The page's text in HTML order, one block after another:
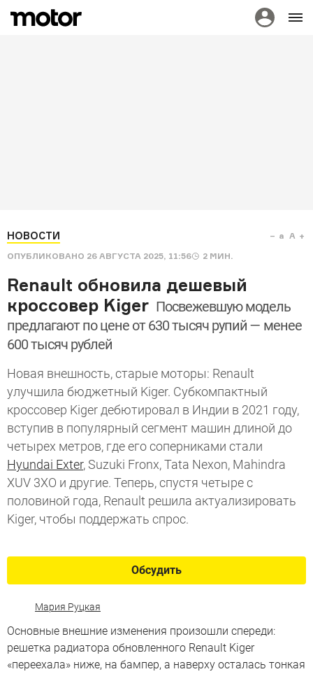
НОВОСТИ
ОПУБЛИКОВАНО 26 АВГУСТА 2025, 11:56 2 МИН.
a A
Renault обновила дешевый
кроссовер Kiger Посвежевшую модель
предлагают по цене от 630 тысяч рупий — менее
600 тысяч рублей
Новая внешность, старые моторы: Renault
улучшила бюджетный Kiger. Субкомпактный
кроссовер Kiger дебютировал в Индии в 2021 году,
вступив в популярный сегмент машин длиной до
четырех метров, где его соперниками стали
Hyundai Exter, Suzuki Fronx, Tata Nexon, Mahindra
XUV 3XO и другие. Теперь, спустя четыре с
половиной года, Renault решила актуализировать
Kiger, чтобы поддержать спрос.
Обсудить
Мария Руцкая
Основные внешние изменения произошли спереди:
решетка радиатора обновленного Renault Kiger
«переехала» ниже, на бампер, а наверху осталась тонкая